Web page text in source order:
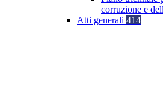
corruzione e
Atti generali 414